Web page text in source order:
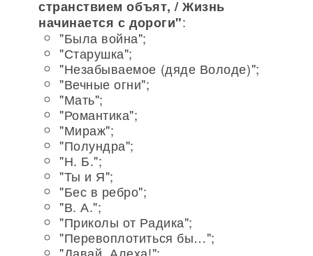
странствием объят, / Жизнь
начинается с дороги":
"Была война";
"Старушка";
"Незабываемое (дяде Володе)";
"Вечные огни";
"Мать";
"Романтика";
"Мираж";
"Полундра";
"Н. Б.";
"Ты и Я";
"Бес в ребро";
"В. А.";
"Приколы от Радика";
"Перевоплотиться бы…";